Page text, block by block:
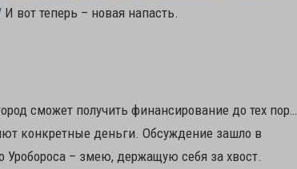
И вот теперь – новая напасть.
сможет получить финансирование до тех пор…
конкретные деньги. Обсуждение зашло в
Уробороса – змею, держащую себя за хвост.